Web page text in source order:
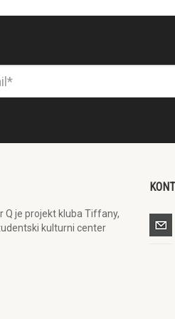
Q je projekt kluba Tiffany,
kulturni center